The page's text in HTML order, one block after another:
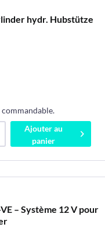
hydr. Hubstütze
commandable.
Ajouter au
panier
– Système 12 V pour